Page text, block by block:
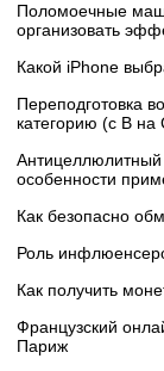
Поломоечные
организовать
Какой iPhone
Переподготовка
категорию (с B на
особенности
Как безопасно
Роль
Как получить
Французский
Париж